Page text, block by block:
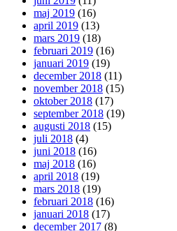
maj 2019 (16)
april 2019 (13)
mars 2019 (18)
februari 2019 (16)
januari 2019 (19)
december 2018 (11)
november 2018 (15)
oktober 2018 (17)
september 2018 (19)
augusti 2018 (15)
juli 2018 (4)
juni 2018 (16)
maj 2018 (16)
april 2018 (19)
mars 2018 (19)
februari 2018 (16)
januari 2018 (17)
december 2017 (8)